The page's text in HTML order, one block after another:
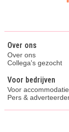
Over ons
Over ons
Collega's gezocht
Voor bedrijven
Voor
Pers &